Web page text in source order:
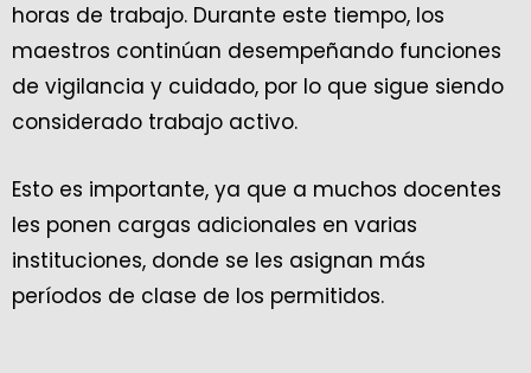
horas de trabajo. Durante este tiempo, los
maestros continúan desempeñando funciones
de vigilancia y cuidado, por lo que sigue siendo
considerado trabajo activo.
Esto es importante, ya que a muchos docentes
les ponen cargas adicionales en varias
instituciones, donde se les asignan más
períodos de clase de los permitidos.